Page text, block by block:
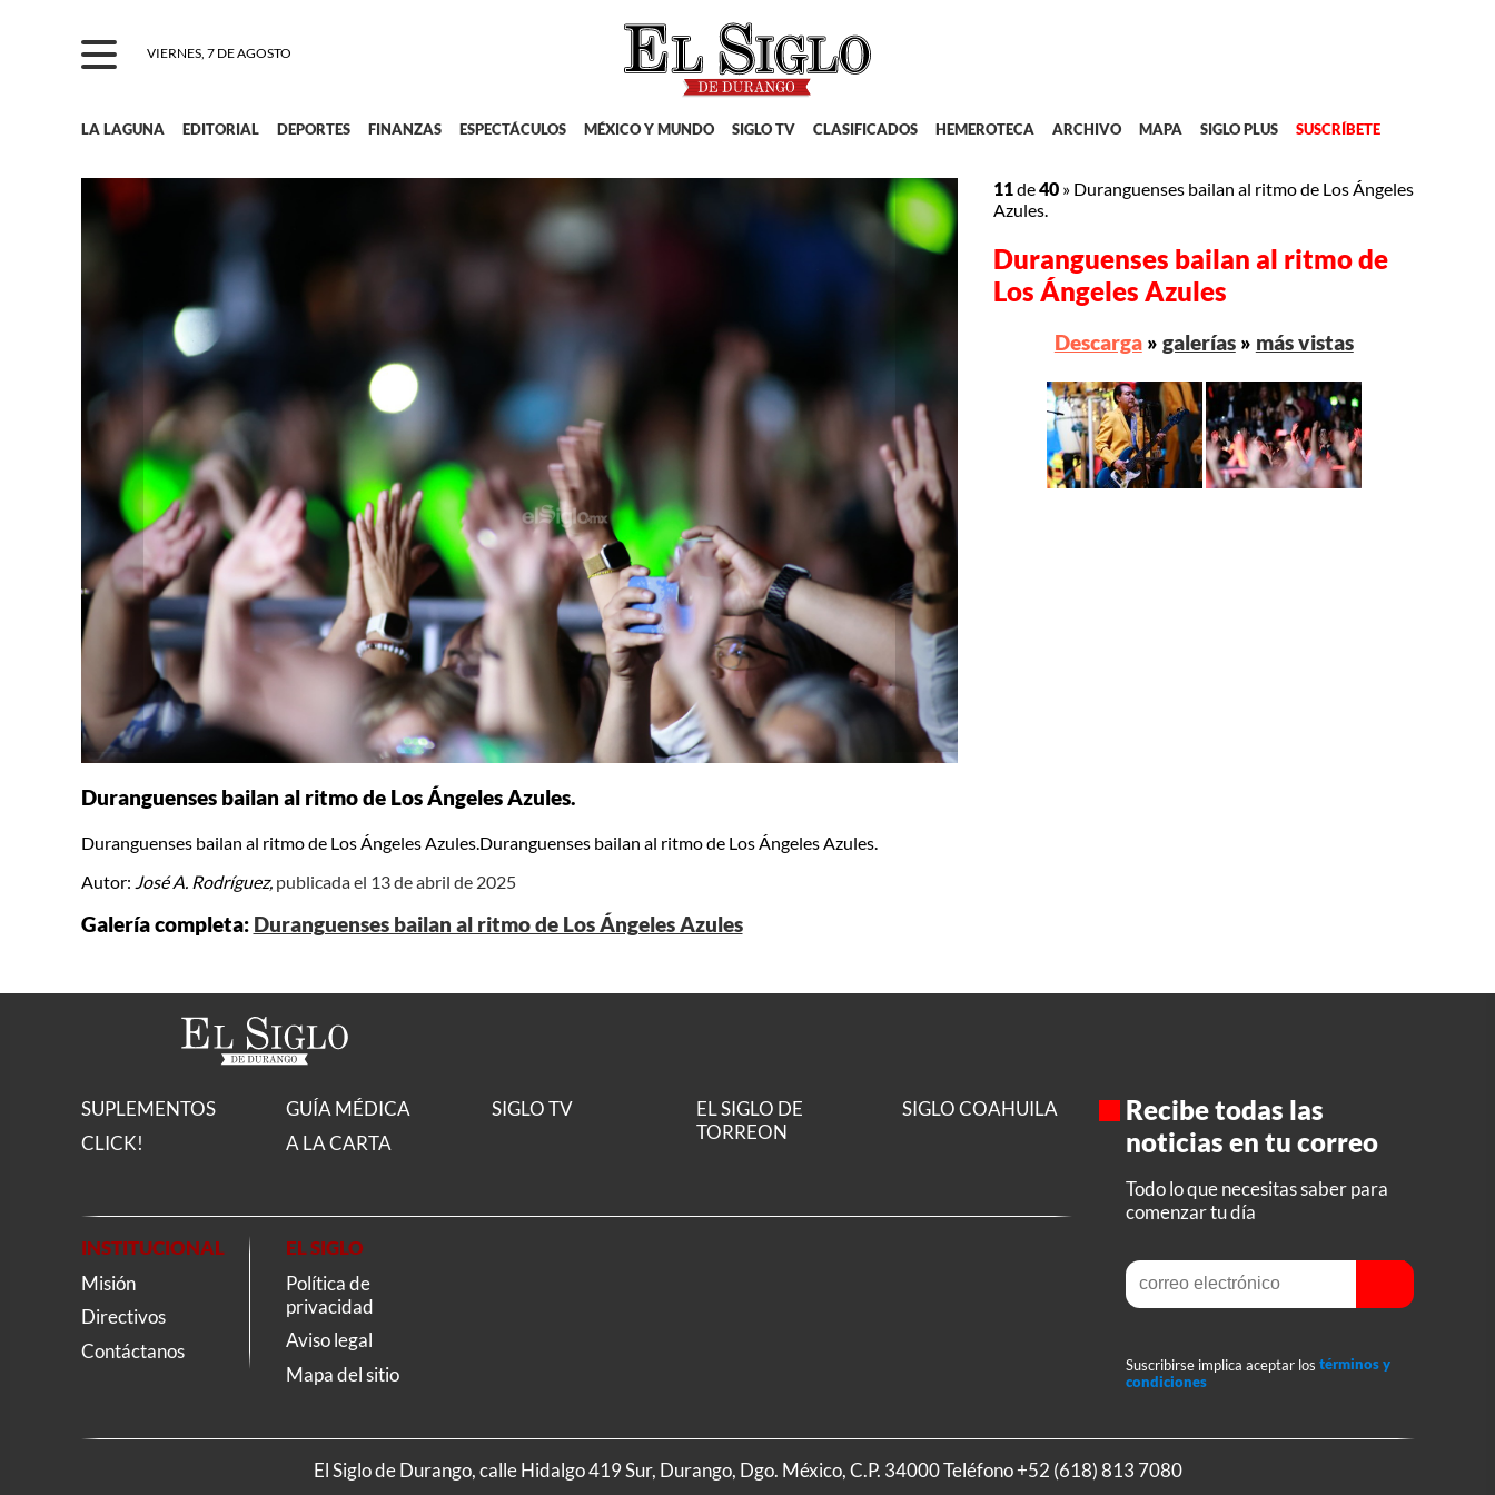
VIERNES, 7 DE AGOSTO
LA LAGUNA EDITORIAL DEPORTES FINANZAS ESPECTÁCULOS MÉXICO Y MUNDO SIGLO TV CLASIFICADOS HEMEROTECA ARCHIVO MAPA SIGLO PLUS SUSCRÍBETE
Duranguenses bailan al ritmo de Los Ángeles Azules.
Duranguenses bailan al ritmo de Los Ángeles Azules.Duranguenses bailan al ritmo de Los Ángeles Azules.
Autor: José A. Rodríguez, publicada el 13 de abril de 2025
Galería completa: Duranguenses bailan al ritmo de Los Ángeles Azules
11de40 » Duranguenses bailan al ritmo de Los Ángeles
Azules.
Duranguenses bailan al ritmo de
Los Ángeles Azules
Descarga» galerías» más vistas
SUPLEMENTOS
CLICK!
GUÍA MÉDICA
A LA CARTA
SIGLO TV
EL SIGLO DE
TORREON
SIGLO COAHUILA
INSTITUCIONAL
Misión
Directivos
Contáctanos
EL SIGLO
Política de
privacidad
Aviso legal
Mapa del sitio
Recibe todas las
noticias en tu correo
Todo lo que necesitas saber para
comenzar tu día
Suscribirse implica aceptar los términos y
condiciones
El Siglo de Durango, calle Hidalgo 419 Sur, Durango, Dgo. México, C.P. 34000 Teléfono+52 (618) 813 7080